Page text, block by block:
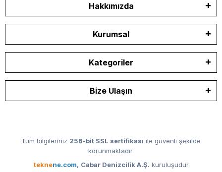
Hakkımızda
Kurumsal
Kategoriler
Bize Ulaşın
Tüm bilgileriniz 256-bit SSL sertifikası ile güvenli şekilde
korunmaktadır.
teknene.com, Cabar Denizcilik A.Ş. kuruluşudur.